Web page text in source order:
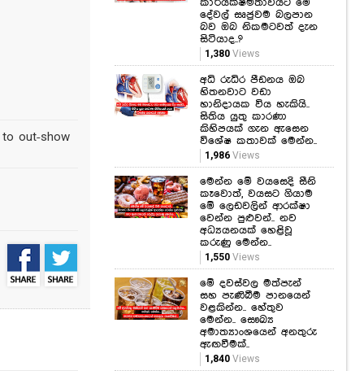
to out-show
කෑම කනකොට මේ
වැරදි කරන්න එපා...!
ආහාර ජීරණ පද්ධතියේ
කාර්යක්ෂමතාවයට මේ
බව ඔබ නිකමටවත් දැන
සිටියාද..?
1,380Views
අධි රුධිර පීඩනය ඔබ
හිතනවාට වඩා
හානිදායක විය හැකියි..
කිහිපයක් ගැන ඇසෙන
විශේෂ කතාවක් මෙන්න..
1,986Views
මෙන්න මේ වයසෙදි සීනි
කෑවොත්, වයසට ගියාම
මේ ලෙඩවලින් ආරක්ෂා
අධ්‍යයනයක් හෙළිවූ
කරුණු මෙන්න..
1,550Views
මේ දවස්වල මත්පැන්
සහ පැණිබීම පානයෙන්
වළකින්න.. හේතුව